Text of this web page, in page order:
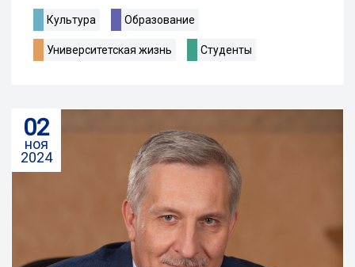
Культура Образование
Университетская жизнь Студенты
02
ноя
2024